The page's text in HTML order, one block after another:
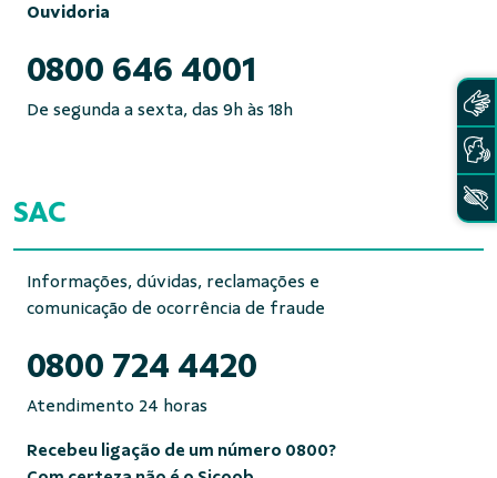
Ouvidoria
0800 646 4001
De segunda a sexta, das 9h às 18h
SAC
Informações, dúvidas, reclamações e
comunicação de ocorrência de fraude
0800 724 4420
Atendimento 24 horas
Recebeu ligação de um número 0800?